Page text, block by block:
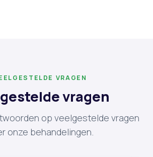
VRAGEN
vragen
op veelgestelde vragen
onze behandelingen.